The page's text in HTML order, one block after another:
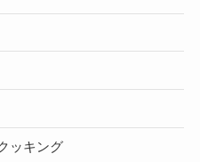
ッキング